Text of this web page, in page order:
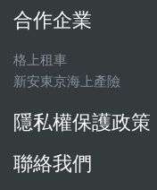
合作企業
格上租車
新安東京海上產險
隱私權保護政策
聯絡我們